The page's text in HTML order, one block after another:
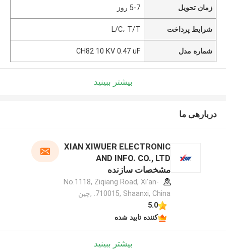
زمان تحویل 5-7 روز
شرایط پرداخت L/C، T/T
شماره مدل CH82 10 KV 0.47 uF
بیشتر ببینید
دربارهی ما
XIAN XIWUER ELECTRONIC
AND INFO. CO., LTD
مشخصات سازنده
No.1118, Ziqiang Road, Xi'an-
710015, Shaanxi, China. ,چین
5.0
کننده تایید شده
بیشتر ببینید